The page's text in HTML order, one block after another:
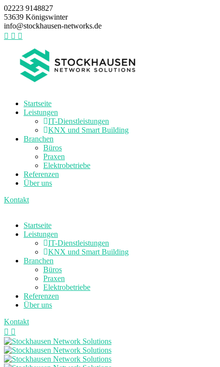
02223 9148827
53639 Königswinter
info@stockhausen-networks.de
Startseite
Leistungen
IT-Dienstleistungen
KNX und Smart Building
Branchen
Büros
Praxen
Elektrobetriebe
Referenzen
Über uns
Kontakt
Startseite
Leistungen
IT-Dienstleistungen
KNX und Smart Building
Branchen
Büros
Praxen
Elektrobetriebe
Referenzen
Über uns
Kontakt